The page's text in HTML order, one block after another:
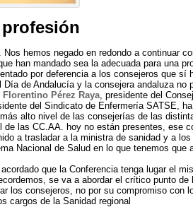
hemos negado en redondo a continuar
han mandado sea la adecuada para una
por deferencia a los consejeros que
Día de Andalucía y la consejera andaluza
Florentino Pérez Raya, presidente del
del Sindicato de Enfermería SATSE,
alto nivel de las consejerías de las
de las CC.AA. hoy no están presentes, ese
a trasladar a la ministra de sanidad y a
Nacional de Salud en lo que tenemos
que la Conferencia tenga lugar el
se va a abordar el crítico punto
los consejeros, no por su compromiso con
cargos de la Sanidad regional